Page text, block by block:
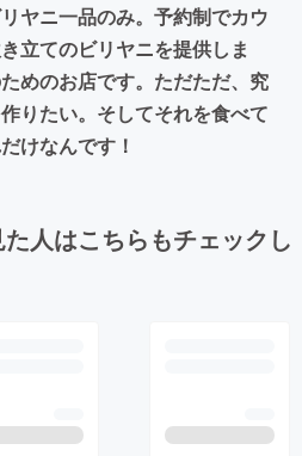
ヤニ一品のみ。予約制でカウ
立てのビリヤニを提供しま
めのお店です。ただただ、究
りたい。そしてそれを食べて
けなんです！
人はこちらもチェックし